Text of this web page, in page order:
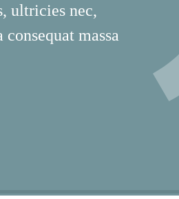
ultricies nec,
massa